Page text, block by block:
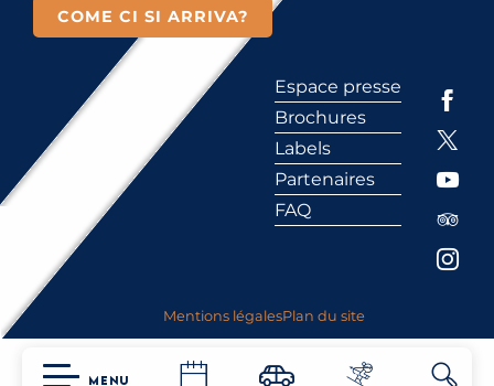
MENU
COME CI SI ARRIVA?
Espace presse
Brochures
Labels
Partenaires
FAQ
Mentions légalesPlan du site